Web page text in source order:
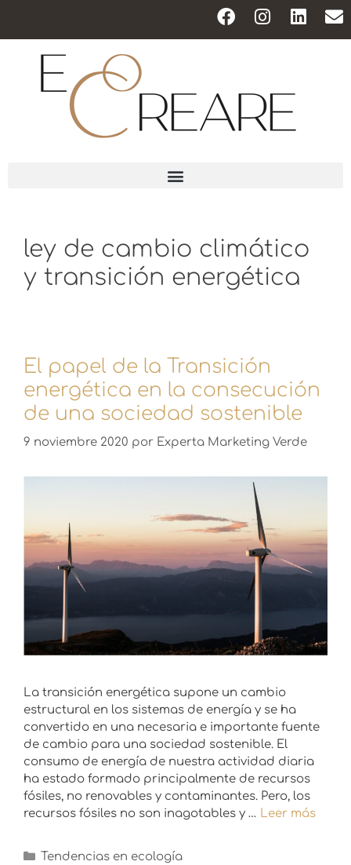
ley de cambio climático
y transición energética
El papel de la Transición
energética en la consecución
de una sociedad sostenible
9 noviembre 2020 por Experta Marketing Verde
La transición energética supone un cambio
estructural en los sistemas de energía y se ha
convertido en una necesaria e importante fuente
de cambio para una sociedad sostenible. El
consumo de energía de nuestra actividad diaria
ha estado formado principalmente de recursos
fósiles, no renovables y contaminantes. Pero, los
recursos fósiles no son inagotables y … Leer más
Tendencias en ecología